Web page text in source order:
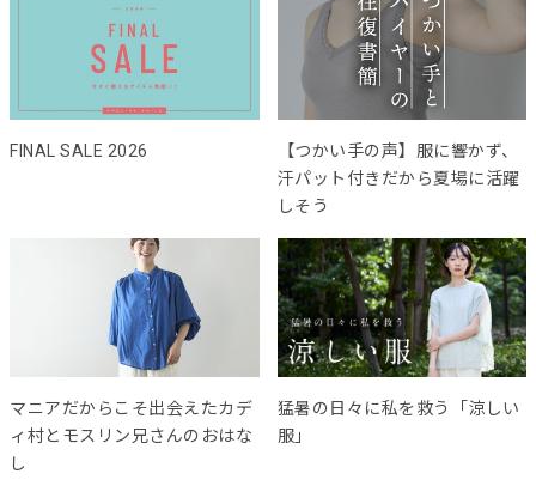
FINAL SALE 2026
【つかい手の声】服に響かず、
汗パット付きだから夏場に活躍
しそう
マニアだからこそ出会えたカデ
ィ村とモスリン兄さんのおはな
し
猛暑の日々に私を救う「涼しい
服」